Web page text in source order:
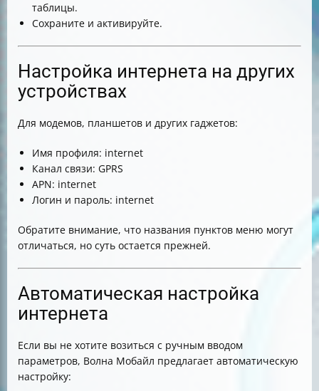
таблицы.
Сохраните и активируйте.
Настройка интернета на других
устройствах
Для модемов, планшетов и других гаджетов:
Имя профиля: internet
Канал связи: GPRS
APN: internet
Логин и пароль: internet
Обратите внимание, что названия пунктов меню могут
отличаться, но суть остается прежней.
Автоматическая настройка
интернета
Если вы не хотите возиться с ручным вводом
параметров, Волна Мобайл предлагает автоматическую
настройку: